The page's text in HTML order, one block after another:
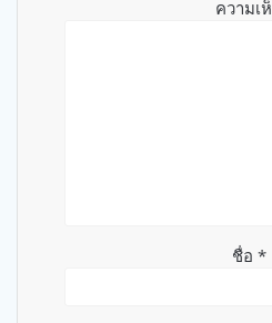
ความเ
ชื่อ *